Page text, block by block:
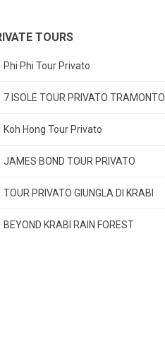
TOURS
Phi Phi Tour Privato
7 ISOLE TOUR PRIVATO TRAMONTO
Koh Hong Tour Privato
JAMES BOND TOUR PRIVATO
TOUR PRIVATO GIUNGLA DI KRABI
BEYOND KRABI RAIN FOREST